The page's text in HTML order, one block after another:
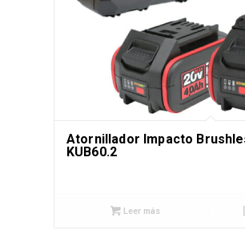
Atornillador Impacto
KUB60.2
Leer más